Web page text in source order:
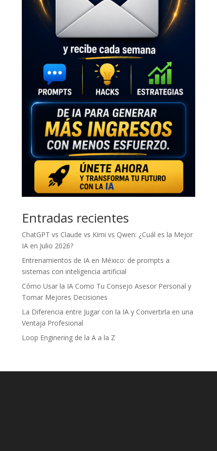
Entradas recientes
ChatGPT vs Claude vs Kimi vs Qwen: ¿Cuál es la Mejor
IA en Julio 2026?
Entrenamientos de IA en México: de prompts a
sistemas con inteligencia artificial
Cómo Usar la IA Como Tu Consejo Asesor Personal y
Tomar Mejores Decisiones
La Diferencia entre Jugar con la IA y Convertirla en una
Ventaja Profesional
Loop Enginering de la A a la Z